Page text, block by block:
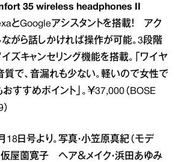
35 wireless headphones II
とGoogleアシスタントを搭載！ アク
ながら話しかければ操作が可能。3段階
ズキャンセリング機能を搭載。「ワイヤ
質で、音漏れも少ない。軽いので女性で
すすめポイント」。￥37,000（BOSE
18日号より。写真・小笠原真紀（モデ
仮屋薗寛子 ヘア＆メイク・浜田あゆみ